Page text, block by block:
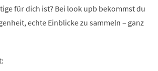
für dich ist? Bei look upb bekommst du
echte Einblicke zu sammeln – ganz